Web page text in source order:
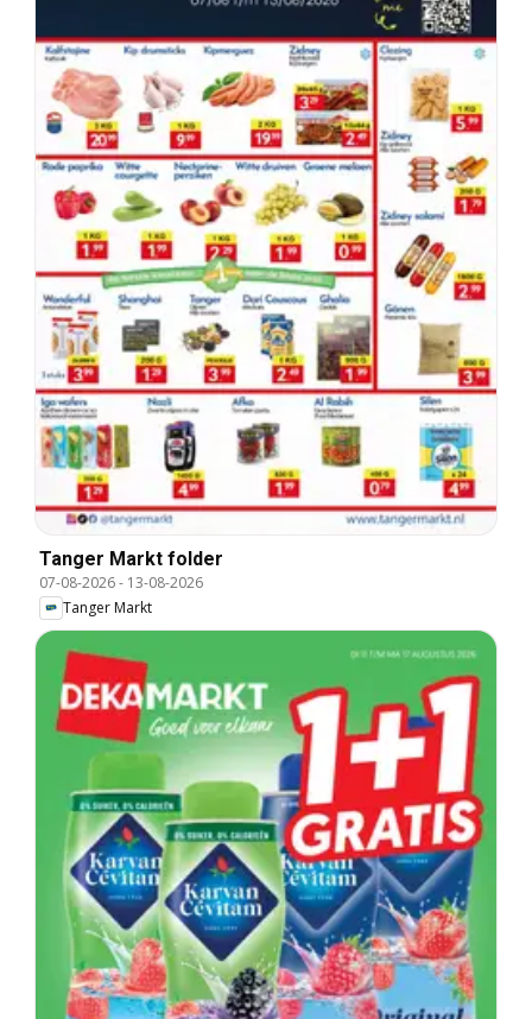
Tanger Markt folder
07-08-2026- 13-08-2026
Tanger Markt